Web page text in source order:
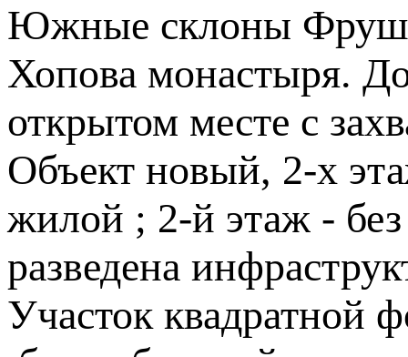
Южные склоны
Хопова монастыря.
открытом месте с
Объект новый, 2-х
жилой ; 2-й этаж - без
разведена
Участок квадратной